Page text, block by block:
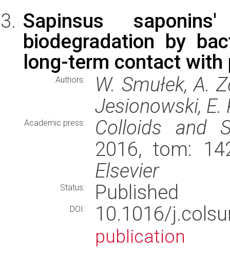
Sapinsus
biodegradation by
long-term contact with
Authors:
W. Smułek, A.
Jesionowski, E.
Academic press:
Colloids and
2016, tom:
Elsevier
Status: Published
DOI: 10.1016/
publication